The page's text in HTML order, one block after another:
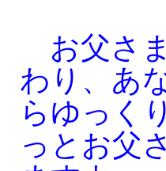
お父さ
わり、あ
らゆっく
っとお父